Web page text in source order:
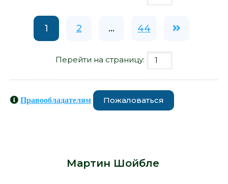
1 2 ... 44
Перейти на страницу:
Правообладателям Пожаловаться
Мартин Шойбле